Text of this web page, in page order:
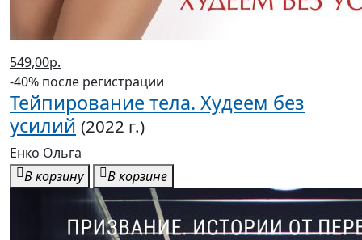
549,00р.
-40% после регистрации
Тейпирование тела. Худеем без
усилий (2022 г.)
Енко Ольга
В корзину
В корзине